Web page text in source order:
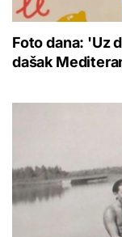
Foto dana: 'Uz
dašak